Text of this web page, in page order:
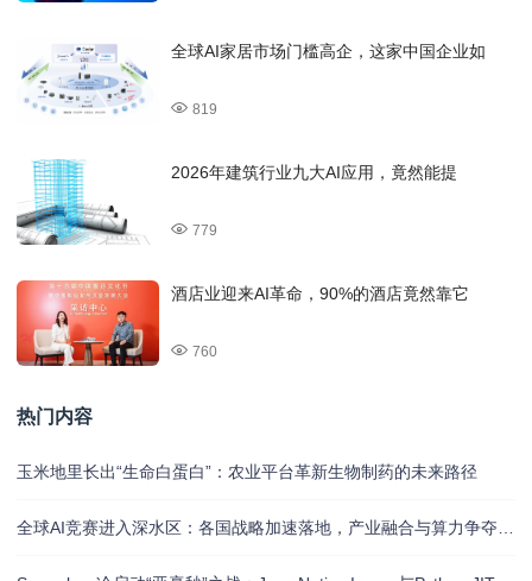
全球AI家居市场门槛高企，这家中国企业如
819
2026年建筑行业九大AI应用，竟然能提
779
酒店业迎来AI革命，90%的酒店竟然靠它
760
热门内容
玉米地里长出“生命白蛋白”：农业平台革新生物制药的未来路径
全球AI竞赛进入深水区：各国战略加速落地，产业融合与算力争夺白热化